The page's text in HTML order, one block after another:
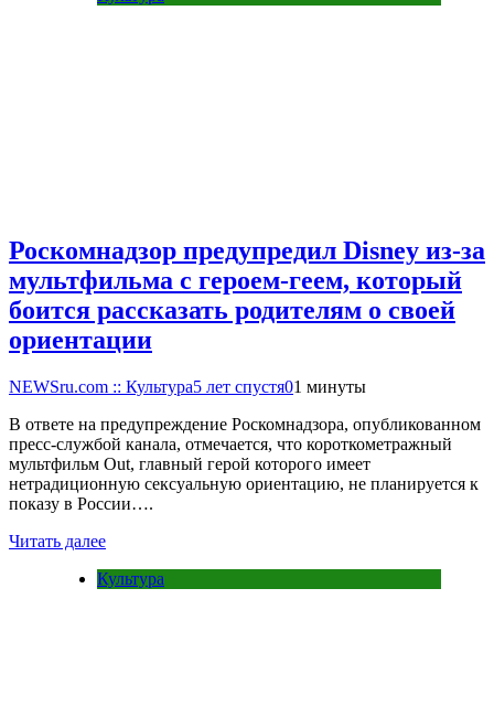
Роскомнадзор предупредил Disney из-за
мультфильма c героем-геем, который
боится рассказать родителям о своей
ориентации
NEWSru.com :: Культура5 лет спустя01 минуты
В ответе на предупреждение Роскомнадзора, опубликованном
пресс-службой канала, отмечается, что короткометражный
мультфильм Out, главный герой которого имеет
нетрадиционную сексуальную ориентацию, не планируется к
показу в России….
Читать далее
Культура